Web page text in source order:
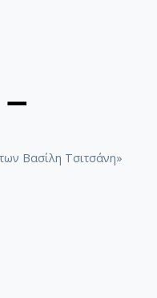
Βασίλη Τσιτσάνη»